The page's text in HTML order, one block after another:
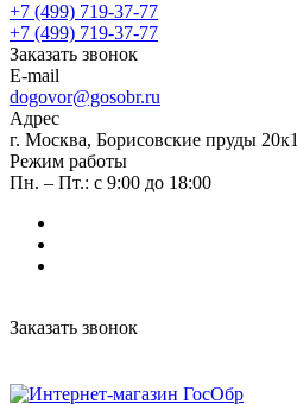
+7 (499) 719-37-77
+7 (499) 719-37-77
Заказать звонок
E-mail
dogovor@gosobr.ru
Адрес
г. Москва, Борисовские пруды 20к1
Режим работы
Пн. – Пт.: с 9:00 до 18:00
Заказать звонок